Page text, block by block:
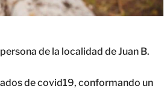
de la localidad de Juan B.
de covid19, conformando un